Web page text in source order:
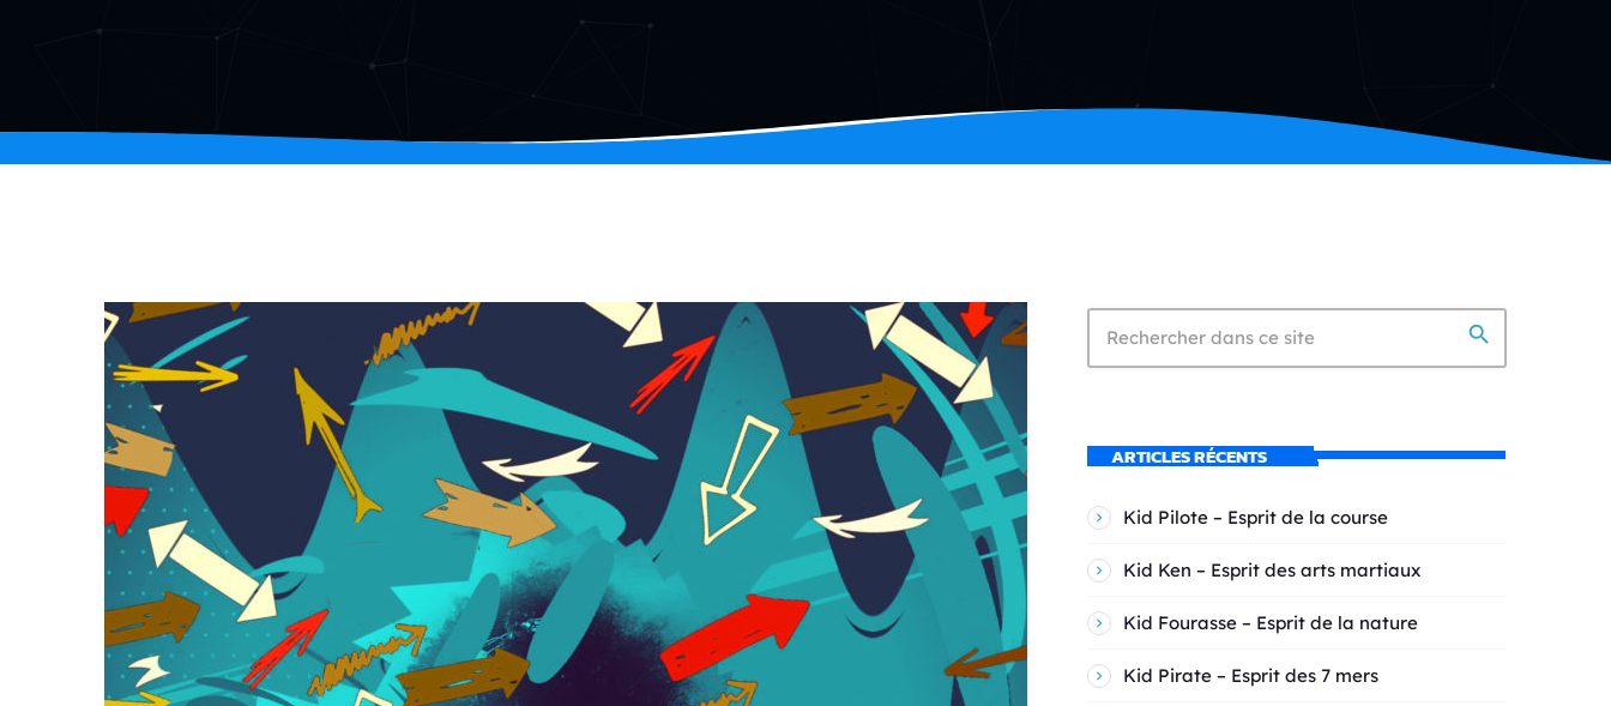
search
ARTICLES RÉCENTS
Kid Pilote – Esprit de la course
Kid Ken – Esprit des arts martiaux
Kid Fourasse – Esprit de la nature
Kid Pirate – Esprit des 7 mers